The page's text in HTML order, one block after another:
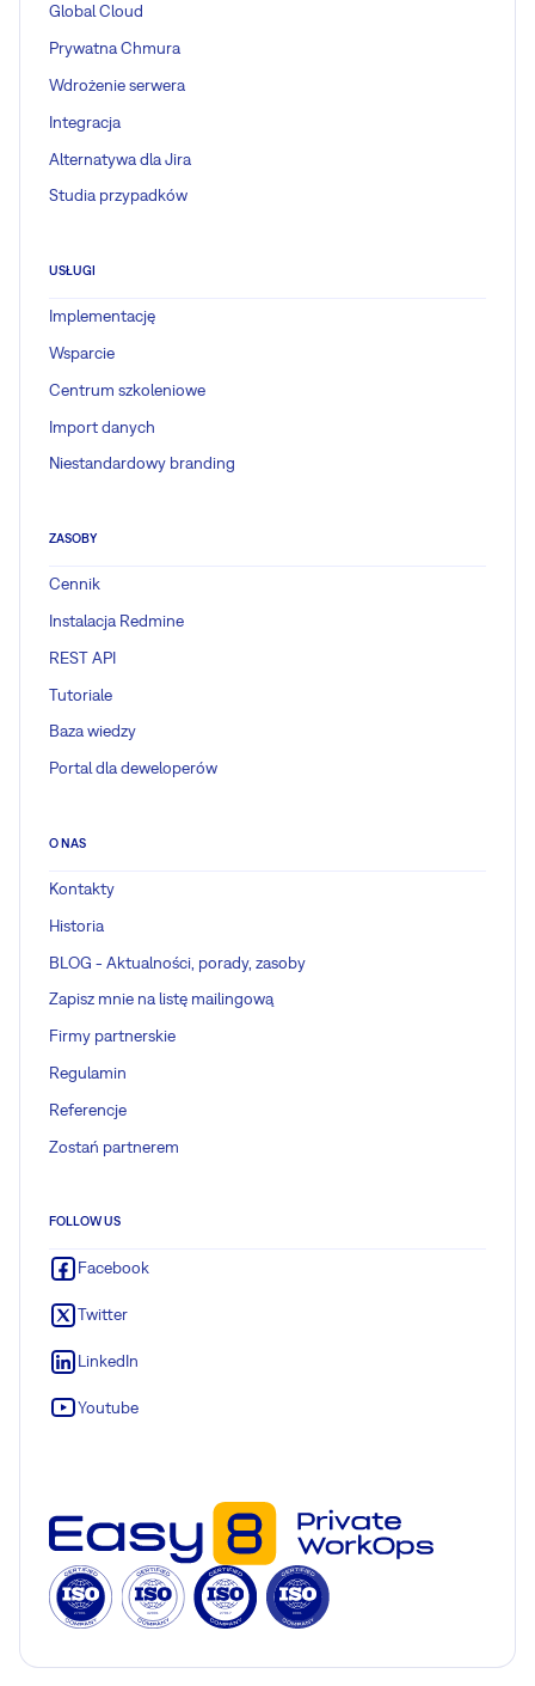
Global Cloud
Prywatna Chmura
Wdrożenie serwera
Integracja
Alternatywa dla Jira
Studia przypadków
USŁUGI
Implementację
Wsparcie
Centrum szkoleniowe
Import danych
Niestandardowy branding
ZASOBY
Cennik
Instalacja Redmine
REST API
Tutoriale
Baza wiedzy
Portal dla deweloperów
O NAS
Kontakty
Historia
BLOG - Aktualności, porady, zasoby
Zapisz mnie na listę mailingową
Firmy partnerskie
Regulamin
Referencje
Zostań partnerem
FOLLOW US
Facebook
Twitter
LinkedIn
Youtube